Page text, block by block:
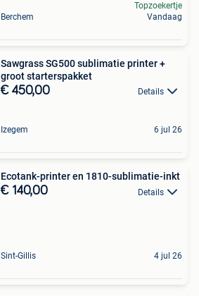
Berchem
Topzoekertje
Vandaag
Sawgrass SG500 sublimatie printer +
groot starterspakket
€ 450,00 Details
Izegem 6 jul 26
Ecotank-printer en 1810-sublimatie-inkt
€ 140,00 Details
Sint-Gillis 4 jul 26